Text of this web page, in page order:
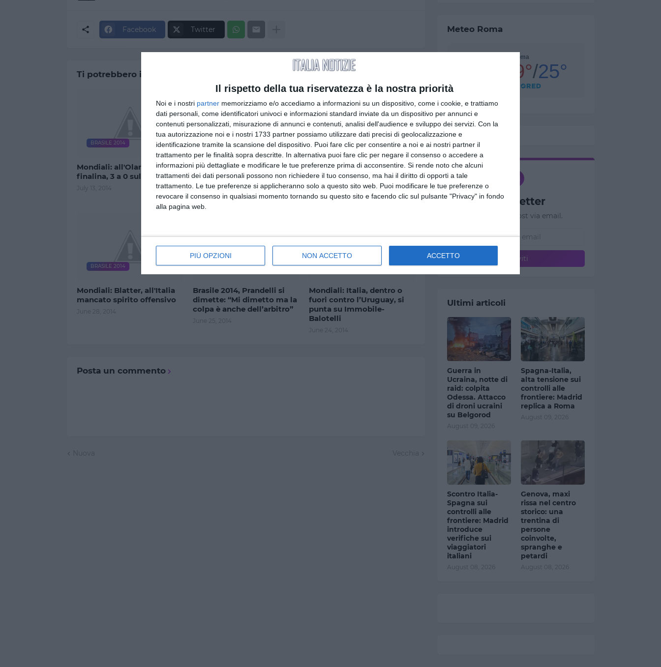
Il rispetto della tua riservatezza è la nostra priorità
Noi e i nostri partner memorizziamo e/o accediamo a informazioni su un dispositivo, come i cookie, e trattiamo
dati personali, come identificatori univoci e informazioni standard inviate da un dispositivo per annunci e
contenuti personalizzati, misurazione di annunci e contenuti, analisi dell'audience e sviluppo dei servizi. Con la
tua autorizzazione noi e i nostri 1733 partner possiamo utilizzare dati precisi di geolocalizzazione e
identificazione tramite la scansione del dispositivo. Puoi fare clic per consentire a noi e ai nostri partner il
trattamento per le finalità sopra descritte. In alternativa puoi fare clic per negare il consenso o accedere a
informazioni più dettagliate e modificare le tue preferenze prima di acconsentire. Si rende noto che alcuni
trattamenti dei dati personali possono non richiedere il tuo consenso, ma hai il diritto di opporti a tale
trattamento. Le tue preferenze si applicheranno solo a questo sito web. Puoi modificare le tue preferenze o
revocare il consenso in qualsiasi momento tornando su questo sito e facendo clic sul pulsante "Privacy" in fondo
alla pagina web.
PIÙ OPZIONI NON ACCETTO ACCETTO
Facebook Twitter
Ti potrebbero interessare
BRASILE 2014
Mondiali: all'Olanda la
finalina, 3 a 0 sulla Selecao
July 13, 2014
BRASILE 2014
La Germania gioca a tennis
col Brasile: 7 a 1 storico ed
umiliante
July 09, 2014
BRASILE 2014
Questo pazzo, pazzo
mondiale
July 01, 2014
BRASILE 2014
Mondiali: Blatter, all'Italia
mancato spirito offensivo
June 28, 2014
BRASILE 2014
Brasile 2014, Prandelli si
dimette: “Mi dimetto ma la
colpa è anche dell’arbitro”
June 25, 2014
BRASILE 2014
Mondiali: Italia, dentro o
fuori contro l’Uruguay, si
punta su Immobile-
Balotelli
June 24, 2014
Posta un commento
Nuova Vecchia
Meteo Roma
Newsletter
Ricevi nuovi post via email.
Ultimi articoli
Guerra in
Ucraina, notte di
raid: colpita
Odessa. Attacco
di droni ucraini
su Belgorod
August 09, 2026
Spagna-Italia,
alta tensione sui
controlli alle
frontiere: Madrid
replica a Roma
August 09, 2026
Scontro Italia-
Spagna sui
controlli alle
frontiere: Madrid
introduce
verifiche sui
viaggiatori
italiani
August 08, 2026
Genova, maxi
rissa nel centro
storico: una
trentina di
persone
coinvolte,
spranghe e
petardi
August 08, 2026